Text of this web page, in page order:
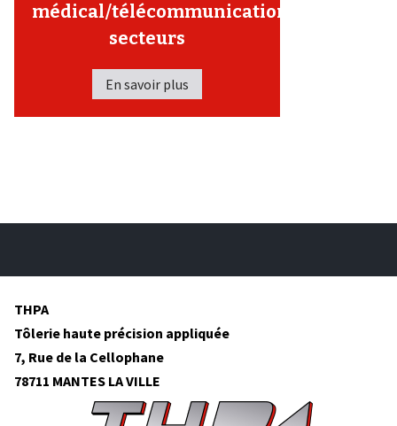
médical/télécommunication/autres
secteurs
En savoir plus
THPA
Tôlerie haute précision appliquée
7, Rue de la Cellophane
78711 MANTES LA VILLE